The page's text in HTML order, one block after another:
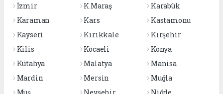
İzmir
K.Maraş
Karabük
Karaman
Kars
Kastamonu
Kayseri
Kırıkkale
Kırşehir
Kilis
Kocaeli
Konya
Kütahya
Malatya
Manisa
Mardin
Mersin
Muğla